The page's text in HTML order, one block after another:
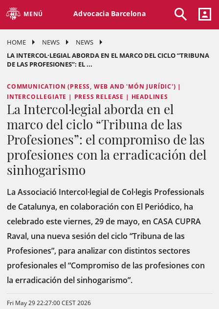
MENÚ Advocacia Barcelona
HOME NEWS
NEWS
LA INTERCOL·LEGIAL ABORDA EN EL MARCO DEL CICLO “TRIBUNA
DE LAS PROFESIONES”: EL ...
COMMUNICATION (PRESS, WEB AND 'MÓN JURÍDIC') |
INTERCOLLEGIATE | PRESS RELEASE | HEADLINES
La Intercol·legial aborda en el
marco del ciclo “Tribuna de las
Profesiones”: el compromiso de las
profesiones con la erradicación del
sinhogarismo
La Associació Intercol·legial de Col·legis Professionals
de Catalunya, en colaboración con El Periódico, ha
celebrado este viernes, 29 de mayo, en CASA CUPRA
Raval, una nueva sesión del ciclo “Tribuna de las
Profesiones”, para analizar con distintos sectores
profesionales el “Compromiso de las profesiones con
la erradicación del sinhogarismo”.
Fri May 29 22:27:00 CEST 2026